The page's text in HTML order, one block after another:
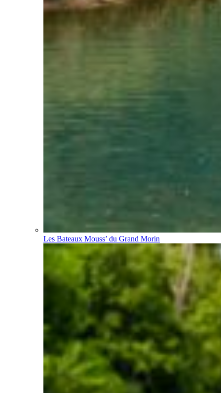
Les Bateaux Mouss’ du Grand Morin